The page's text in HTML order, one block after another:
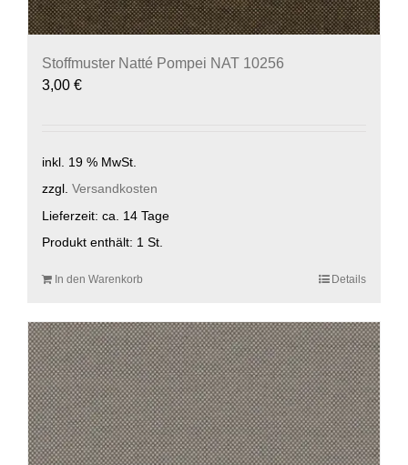
Stoffmuster Natté Pompei NAT 10256
3,00 €
inkl. 19 % MwSt.
zzgl. Versandkosten
Lieferzeit: ca. 14 Tage
Produkt enthält: 1 St.
In den Warenkorb Details